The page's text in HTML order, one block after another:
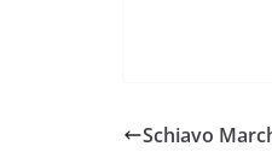
Schiavo